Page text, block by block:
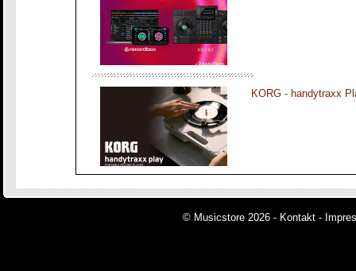
KORG - handytraxx
© Musicstore 2026 - Kontakt -